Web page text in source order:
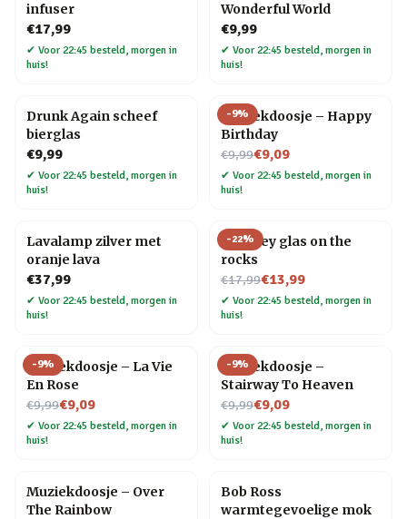
infuser
€17,99
✔ Voor 22:45 besteld, morgen in
huis!
Wonderful World
€9,99
✔ Voor 22:45 besteld, morgen in
huis!
Drunk Again scheef
bierglas
€9,99
✔ Voor 22:45 besteld, morgen in
huis!
-9%
Muziekdoosje – Happy
Birthday
€9,99
Nu voor€9,09
✔ Voor 22:45 besteld, morgen in
huis!
Lavalamp zilver met
oranje lava
€37,99
✔ Voor 22:45 besteld, morgen in
huis!
-22%
Whiskey glas on the
rocks
€17,99
Nu voor€13,99
✔ Voor 22:45 besteld, morgen in
huis!
-9%
Muziekdoosje – La Vie
En Rose
€9,99
Nu voor€9,09
✔ Voor 22:45 besteld, morgen in
huis!
-9%
Muziekdoosje –
Stairway To Heaven
€9,99
Nu voor€9,09
✔ Voor 22:45 besteld, morgen in
huis!
Muziekdoosje – Over
The Rainbow
Bob Ross
warmtegevoelige mok